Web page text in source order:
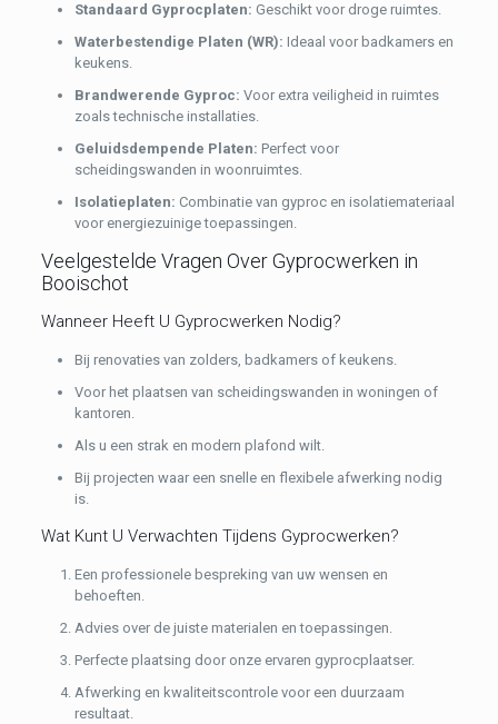
Standaard Gyprocplaten: Geschikt voor droge ruimtes.
Waterbestendige Platen (WR): Ideaal voor badkamers en
keukens.
Brandwerende Gyproc: Voor extra veiligheid in ruimtes
zoals technische installaties.
Geluidsdempende Platen: Perfect voor
scheidingswanden in woonruimtes.
Isolatieplaten: Combinatie van gyproc en isolatiemateriaal
voor energiezuinige toepassingen.
Veelgestelde Vragen Over Gyprocwerken in
Booischot
Wanneer Heeft U Gyprocwerken Nodig?
Bij renovaties van zolders, badkamers of keukens.
Voor het plaatsen van scheidingswanden in woningen of
kantoren.
Als u een strak en modern plafond wilt.
Bij projecten waar een snelle en flexibele afwerking nodig
is.
Wat Kunt U Verwachten Tijdens Gyprocwerken?
Een professionele bespreking van uw wensen en
behoeften.
Advies over de juiste materialen en toepassingen.
Perfecte plaatsing door onze ervaren gyprocplaatser.
Afwerking en kwaliteitscontrole voor een duurzaam
resultaat.